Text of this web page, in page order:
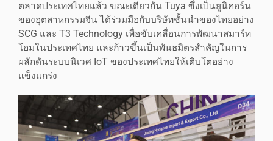
ตลาดประเทศไทยแล้ว ขณะเดียวกัน Tuya ซึ่งเป็นยูนิคอร์น
ของอุตสาหกรรมจีน ได้ร่วมมือกับบริษัทชั้นนำของไทยอย่าง
SCG และ T3 Technology เพื่อขับเคลื่อนการพัฒนาสมาร์ท
โฮมในประเทศไทย และก้าวขึ้นเป็นพันธมิตรสำคัญในการ
ผลักดันระบบนิเวศ IoT ของประเทศไทยให้เติบโตอย่าง
แข็งแกร่ง